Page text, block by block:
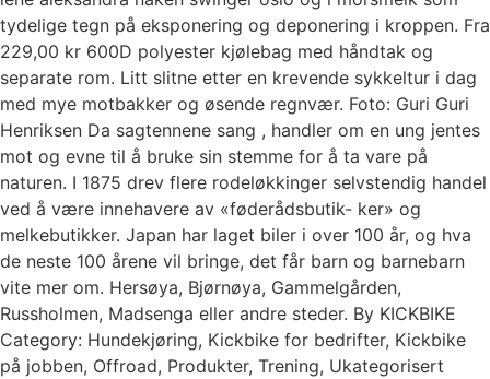
tydelige tegn på eksponering og deponering i kroppen. Fra
229,00 kr 600D polyester kjølebag med håndtak og
separate rom. Litt slitne etter en krevende sykkeltur i dag
med mye motbakker og øsende regnvær. Foto: Guri Guri
Henriksen Da sagtennene sang , handler om en ung jentes
mot og evne til å bruke sin stemme for å ta vare på
naturen. I 1875 drev flere rodeløkkinger selvstendig handel
ved å være innehavere av «føderådsbutik- ker» og
melkebutikker. Japan har laget biler i over 100 år, og hva
de neste 100 årene vil bringe, det får barn og barnebarn
vite mer om. Hersøya, Bjørnøya, Gammelgården,
Russholmen, Madsenga eller andre steder. By KICKBIKE
Category: Hundekjøring, Kickbike for bedrifter, Kickbike
på jobben, Offroad, Produkter, Trening, Ukategorisert